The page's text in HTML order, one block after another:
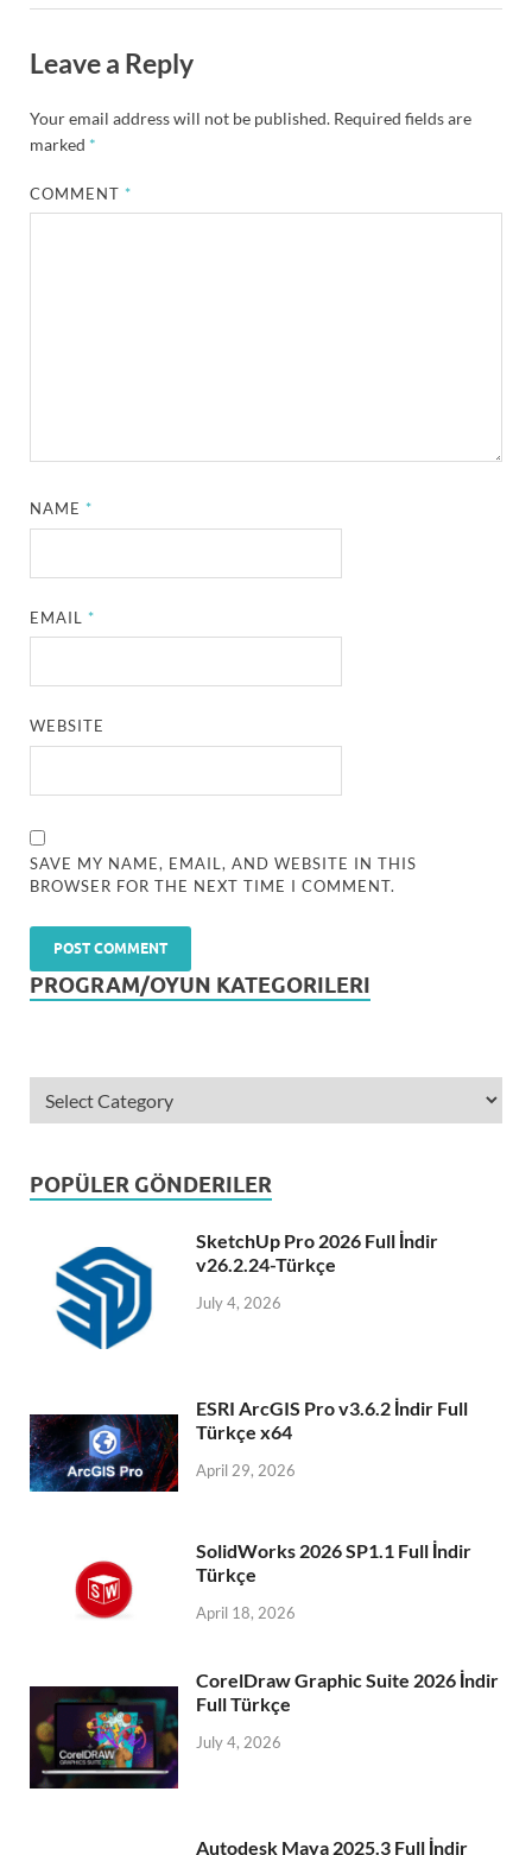
Leave a Reply
Your email address will not be published. Required fields are
marked *
COMMENT*
NAME*
EMAIL*
WEBSITE
SAVE MY NAME, EMAIL, AND WEBSITE IN THIS
BROWSER FOR THE NEXT TIME I COMMENT.
PROGRAM/OYUN KATEGORILERI
POPÜLER GÖNDERILER
SketchUp Pro 2026 Full İndir
v26.2.24-Türkçe
July 4, 2026
ESRI ArcGIS Pro v3.6.2 İndir Full
Türkçe x64
April 29, 2026
SolidWorks 2026 SP1.1 Full İndir
Türkçe
April 18, 2026
CorelDraw Graphic Suite 2026 İndir
Full Türkçe
July 4, 2026
Autodesk Maya 2025.3 Full İndir